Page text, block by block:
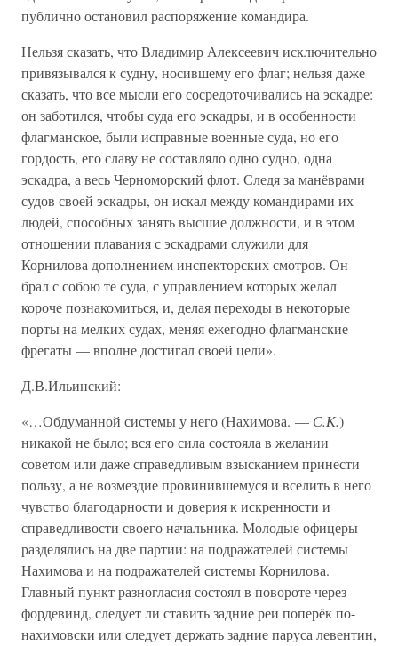
публично остановил распоряжение командира.
Нельзя сказать, что Владимир Алексеевич исключительно
привязывался к судну, носившему его флаг; нельзя даже
сказать, что все мысли его сосредоточивались на эскадре:
он заботился, чтобы суда его эскадры, и в особенности
флагманское, были исправные военные суда, но его
гордость, его славу не составляло одно судно, одна
эскадра, а весь Черноморский флот. Следя за манёврами
судов своей эскадры, он искал между командирами их
людей, способных занять высшие должности, и в этом
отношении плавания с эскадрами служили для
Корнилова дополнением инспекторских смотров. Он
брал с собою те суда, с управлением которых желал
короче познакомиться, и, делая переходы в некоторые
порты на мелких судах, меняя ежегодно флагманские
фрегаты — вполне достигал своей цели».
Д.В.Ильинский:
«…Обдуманной системы у него (Нахимова. — С.К.)
никакой не было; вся его сила состояла в желании
советом или даже справедливым взысканием принести
пользу, а не возмездие провинившемуся и вселить в него
чувство благодарности и доверия к искренности и
справедливости своего начальника. Молодые офицеры
разделялись на две партии: на подражателей системы
Нахимова и на подражателей системы Корнилова.
Главный пункт разногласия состоял в повороте через
фордевинд, следует ли ставить задние реи поперёк по-
нахимовски или следует держать задние паруса левентин,